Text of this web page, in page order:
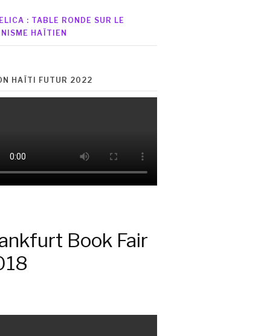
: TABLE RONDE SUR LE
HAÏTIEN
HAÏTI FUTUR 2022
Book Fair